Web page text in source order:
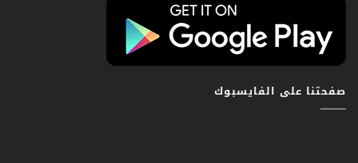
صفحتنا على الفايسبوك